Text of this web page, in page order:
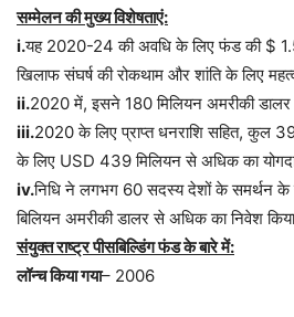
सम्मेलन की मुख्य विशेषताएं:
i.यह 2020-24 की अवधि के लिए फंड की $
खिलाफ संघर्ष की रोकथाम और शांति के लिए
ii.2020 में, इसने 180 मिलियन अमरीकी
iii.2020 के लिए प्राप्त धनराशि सहित, कुल
के लिए USD 439 मिलियन से अधिक का
iv.निधि ने लगभग 60 सदस्य देशों के समर्थन
बिलियन अमरीकी डालर से अधिक का निवेश
संयुक्त राष्ट्र पीसबिल्डिंग फंड के बारे में:
लॉन्च किया गया– 2006